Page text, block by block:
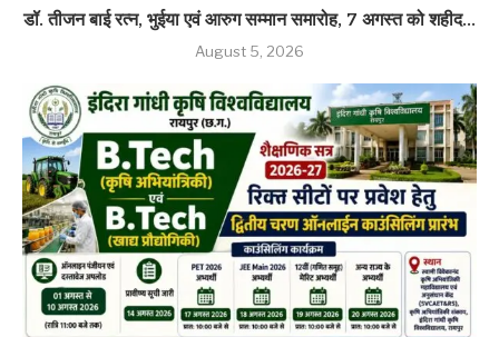
डॉ. तीजन बाई रत्न, भुईया एवं आरुग सम्मान समारोह, 7 अगस्त को शहीद...
August 5, 2026